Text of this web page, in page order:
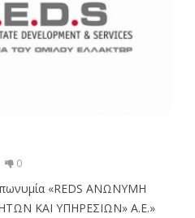
0
«REDS ΑΝΩΝΥΜΗ
ΚΑΙ ΥΠΗΡΕΣΙΩΝ» Α.Ε.»